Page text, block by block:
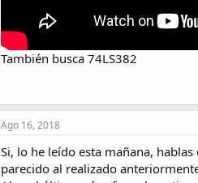
También busca 74LS382
Ago 16, 2018
Si, lo he leído esta mañana,
parecido al realizado